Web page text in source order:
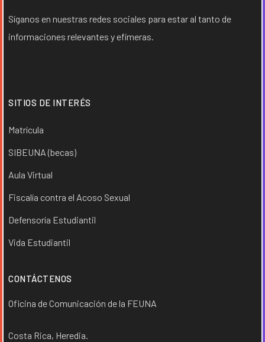
Síganos en nuestras redes sociales para estar al tanto de
informaciones relevantes y efímeras.
SITIOS DE INTERÉS
Matrícula
SIBEUNA (becas)
Aula Virtual
Fiscalía contra el Acoso Sexual
Defensoría Estudiantil
Vida Estudiantil
CONTÁCTENOS
Oficina de Comunicación de la FEUNA
Costa Rica, Heredia.